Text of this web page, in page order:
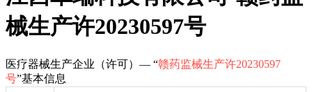
械生产许20230597号
医疗器械生产企业（许可）— “赣药监械生产许20230597
号”基本信息